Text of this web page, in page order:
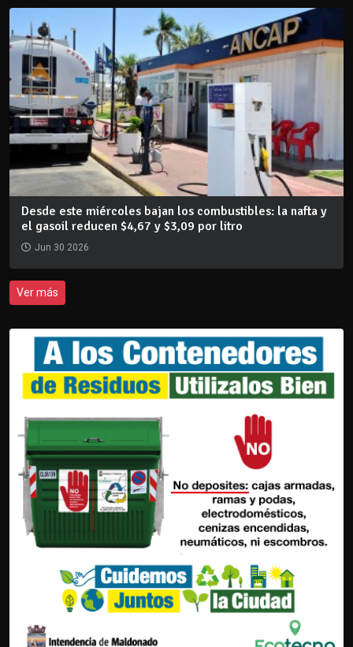
Desde este miércoles bajan los combustibles: la nafta y
el gasoil reducen $4,67 y $3,09 por litro
Jun 30 2026
Ver más